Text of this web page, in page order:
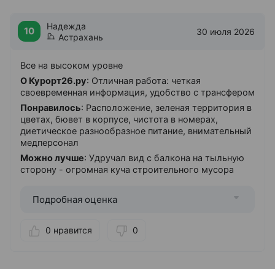
Бизнес-услуги
Интернет
Бесплатный в холле
Бесплатный на территории
Бесплатный в номерах
Банкоматы
Сбербанк
Стоянка
Бесплатная неохраняемая
Дети
Детская комната
10
Надежда
Астрахань
30 июля 2026
Все на высоком уровне
О Курорт26.ру: Отличная работа: четкая
своевременная информация, удобство с трансфером
Понравилось: Расположение, зеленая территория в
цветах, бювет в корпусе, чистота в номерах,
диетическое разнообразное питание, внимательный
медперсонал
Можно лучше: Удручал вид с балкона на тыльную
сторону - огромная куча строительного мусора
Подробная оценка
0 нравится 0